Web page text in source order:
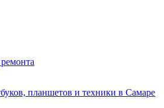
планшетов и техники в Самаре